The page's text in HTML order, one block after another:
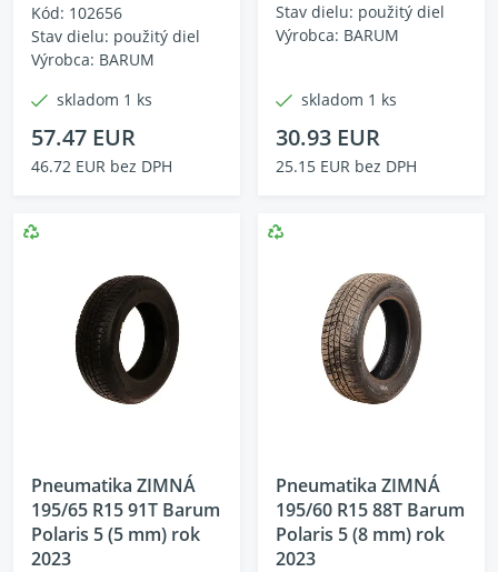
Kód: 102656
Stav dielu: použitý diel
Výrobca: BARUM
skladom 1 ks
57.47 EUR
46.72 EUR bez DPH
Stav dielu: použitý diel
Výrobca: BARUM
skladom 1 ks
30.93 EUR
25.15 EUR bez DPH
Pneumatika ZIMNÁ
195/65 R15 91T Barum
Polaris 5 (5 mm) rok
2023
Pneumatika ZIMNÁ
195/60 R15 88T Barum
Polaris 5 (8 mm) rok
2023